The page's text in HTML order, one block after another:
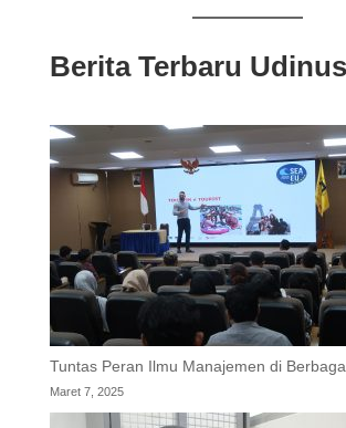
Berita Terbaru Udinus
Tuntas Peran Ilmu Manajemen di
Maret 7, 2025